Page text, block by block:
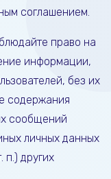
соглашением.
право на
информации,
без их
содержания
сообщений
личных данных
п.) других